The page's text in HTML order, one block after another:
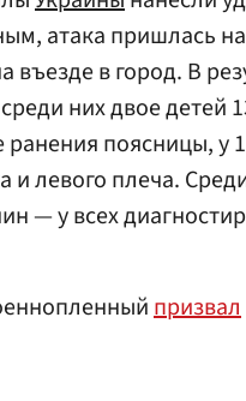
атака пришлась
въезде в город. В
них двое детей
поясницы, у
и левого плеча.
— у всех
призвал